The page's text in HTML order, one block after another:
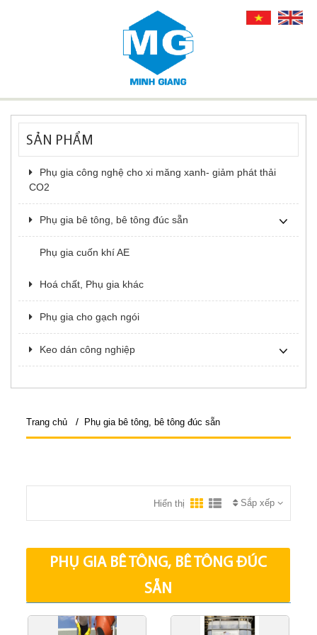
SẢN PHẨM
Phụ gia công nghệ cho xi măng xanh- giảm phát thải
CO2
Phụ gia bê tông, bê tông đúc sẵn
Phụ gia cuốn khí AE
Hoá chất, Phụ gia khác
Phụ gia cho gạch ngói
Keo dán công nghiệp
Trang chủ / Phụ gia bê tông, bê tông đúc sẵn
Sắp xếp
Hiển thị
PHỤ GIA BÊ TÔNG, BÊ TÔNG ĐÚC
SẴN